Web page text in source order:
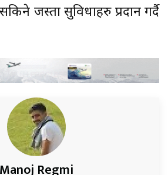
जस्ता सुविधाहरु प्रदान गर्दै
Manoj Regmi